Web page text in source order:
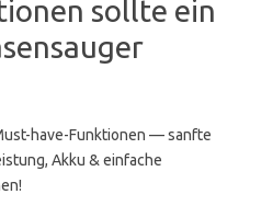
sollte ein
have-Funktionen — sanfte
Akku & einfache